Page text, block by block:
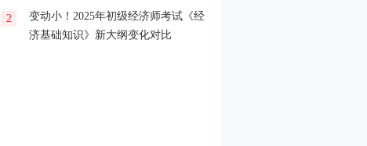
2
变动小！2025年初级经济师考试《经
济基础知识》新大纲变化对比